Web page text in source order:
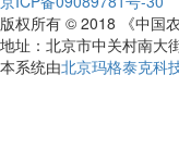
版权所有 © 2018 《中国
地址：北京市中关村南
本系统由北京玛格泰克科